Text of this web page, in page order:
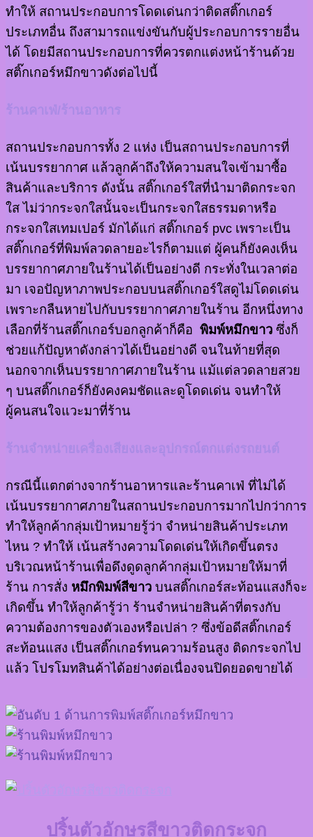
ทำให้ สถานประกอบการโดดเด่นกว่าติดสติ๊กเกอร์
ประเภทอื่น ถึงสามารถแข่งขันกับผู้ประกอบการรายอื่น
ได้ โดยมีสถานประกอบการที่ควรตกแต่งหน้าร้านด้วย
สติ๊กเกอร์หมึกขาวดังต่อไปนี้
ร้านคาเฟ่/ร้านอาหาร
สถานประกอบการทั้ง 2 แห่ง เป็นสถานประกอบการที่
เน้นบรรยากาศ แล้วลูกค้าถึงให้ความสนใจเข้ามาซื้อ
สินค้าและบริการ ดังนั้น สติ๊กเกอร์ใสที่นำมาติดกระจก
ใส ไม่ว่ากระจกใสนั้นจะเป็นกระจกใสธรรมดาหรือ
กระจกใสเทมเปอร์ มักได้แก่ สติ๊กเกอร์ pvc เพราะเป็น
สติ๊กเกอร์ที่พิมพ์ลวดลายอะไรก็ตามแต่ ผู้คนก็ยังคงเห็น
บรรยากาศภายในร้านได้เป็นอย่างดี กระทั่งในเวลาต่อ
มา เจอปัญหาภาพประกอบบนสติ๊กเกอร์ใสดูไม่โดดเด่น
เพราะกลืนหายไปกับบรรยากาศภายในร้าน อีกหนึ่งทาง
เลือกที่ร้านสติ๊กเกอร์บอกลูกค้าก็คือ พิมพ์หมึกขาว ซึ่งก็
ช่วยแก้ปัญหาดังกล่าวได้เป็นอย่างดี จนในท้ายที่สุด
นอกจากเห็นบรรยากาศภายในร้าน แม้แต่ลวดลายสวย
ๆ บนสติ๊กเกอร์ก็ยังคงคมชัดและดูโดดเด่น จนทำให้
ผู้คนสนใจแวะมาที่ร้าน
ร้านจำหน่ายเครื่องเสียงและอุปกรณ์ตกแต่งรถยนต์
กรณีนี้แตกต่างจากร้านอาหารและร้านคาเฟ่ ที่ไม่ได้
เน้นบรรยากาศภายในสถานประกอบการมากไปกว่าการ
ทำให้ลูกค้ากลุ่มเป้าหมายรู้ว่า จำหน่ายสินค้าประเภท
ไหน ? ทำให้ เน้นสร้างความโดดเด่นให้เกิดขึ้นตรง
บริเวณหน้าร้านเพื่อดึงดูดลูกค้ากลุ่มเป้าหมายให้มาที่
ร้าน การสั่ง หมึกพิมพ์สีขาว บนสติ๊กเกอร์สะท้อนแสงก็จะ
เกิดขึ้น ทำให้ลูกค้ารู้ว่า ร้านจำหน่ายสินค้าที่ตรงกับ
ความต้องการของตัวเองหรือเปล่า ? ซึ่งข้อดีสติ๊กเกอร์
สะท้อนแสง เป็นสติ๊กเกอร์ทนความร้อนสูง ติดกระจกไป
แล้ว โปรโมทสินค้าได้อย่างต่อเนื่องจนปิดยอดขายได้
ปริ้นตัวอักษรสีขาวติดกระจก